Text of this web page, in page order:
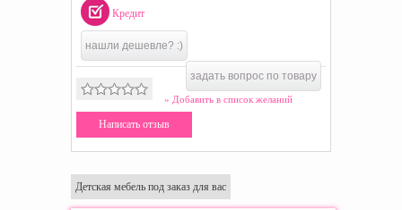
Кредит
нашли дешевле? :)
задать вопрос по товару
» Добавить в список желаний
Написать отзыв
Детская мебель под заказ для вас